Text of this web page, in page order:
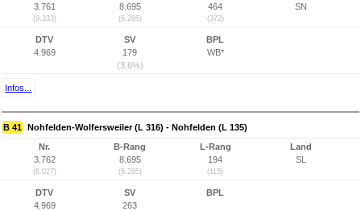
3.761
(9.333)
8.695
(6.295)
464
(372)
SN
DTV
4.969
SV
179
(3,6%)
BPL
WB*
Infos...
B 41 Nohfelden-Wolfersweiler (L 316) - Nohfelden (L 135)
Nr.
3.762
(6.027)
B-Rang
8.695
(6.295)
L-Rang
194
(115)
Land
SL
DTV
4.969
SV
263
BPL